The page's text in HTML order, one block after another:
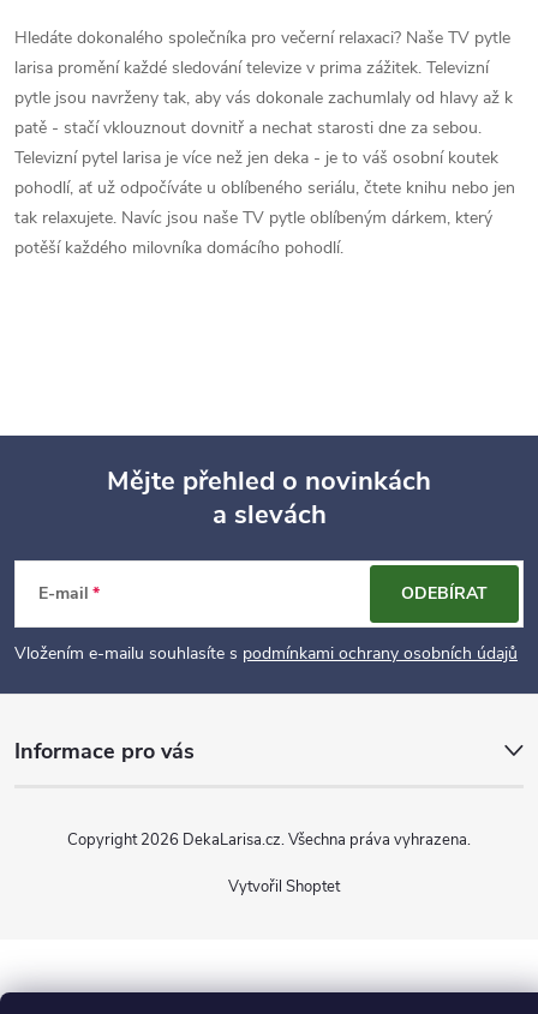
d
a
c
í
p
r
p
s
u
á
n
k
o
v
á
n
í
Hledáte dokonalého společníka pro večerní relaxaci? Naše TV pytle
larisa promění každé sledování televize v prima zážitek. Televizní
pytle jsou navrženy tak, aby vás dokonale zachumlaly od hlavy až k
patě - stačí vklouznout dovnitř a nechat starosti dne za sebou.
Televizní pytel larisa je více než jen deka - je to váš osobní koutek
pohodlí, ať už odpočíváte u oblíbeného seriálu, čtete knihu nebo jen
tak relaxujete. Navíc jsou naše TV pytle oblíbeným dárkem, který
potěší každého milovníka domácího pohodlí.
p
Mějte přehled o novinkách
a slevách
E-mail
Vložením e-mailu souhlasíte s podmínkami ochrany osobních údajů
ODEBÍRAT
Informace pro vás
Vytvořil Shoptet
Copyright 2026 DekaLarisa.cz. Všechna práva vyhrazena.